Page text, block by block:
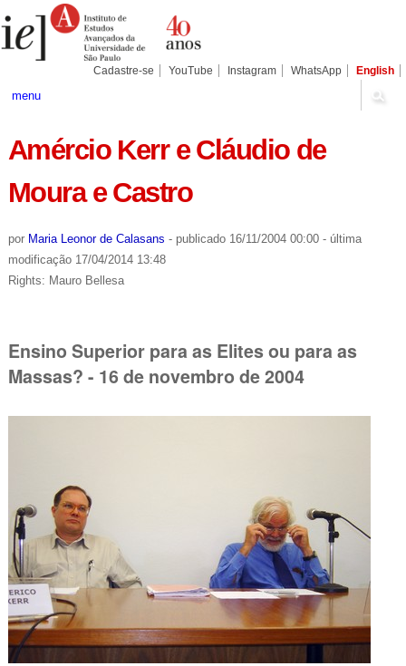
para
conteúdo.
Pessoais
Cadastre-se YouTube Instagram WhatsApp English
menu
Amércio Kerr e Cláudio de
Moura e Castro
por Maria Leonor de Calasans - publicado16/11/2004 00:00 - última
modificação17/04/2014 13:48
Rights: Mauro Bellesa
Ensino Superior para as Elites ou para as
Massas? - 16 de novembro de 2004